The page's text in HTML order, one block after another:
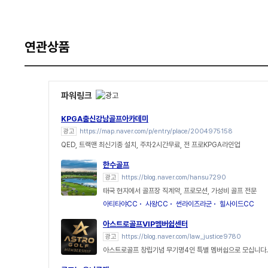
연관상품
파워링크
KPGA출신강남골프아카데미
광고 https://map.naver.com/p/entry/place/2004975158
QED, 트랙맨 최신기종 설치, 주차2시간무료, 전 프로KPGA라인업
한수골프
광고 https://blog.naver.com/hansu7290
태국 현지에서 골프장 직계약, 프로모션, 가성비 골프 전문
아티타야CC
사왕CC 썬라이즈라군 힐사이드CC
아스트로골프VIP멤버쉽센터
광고 https://blog.naver.com/law_justice9780
아스트로골프 창립기념 무기명4인 특별 멤버쉽으로 모십니